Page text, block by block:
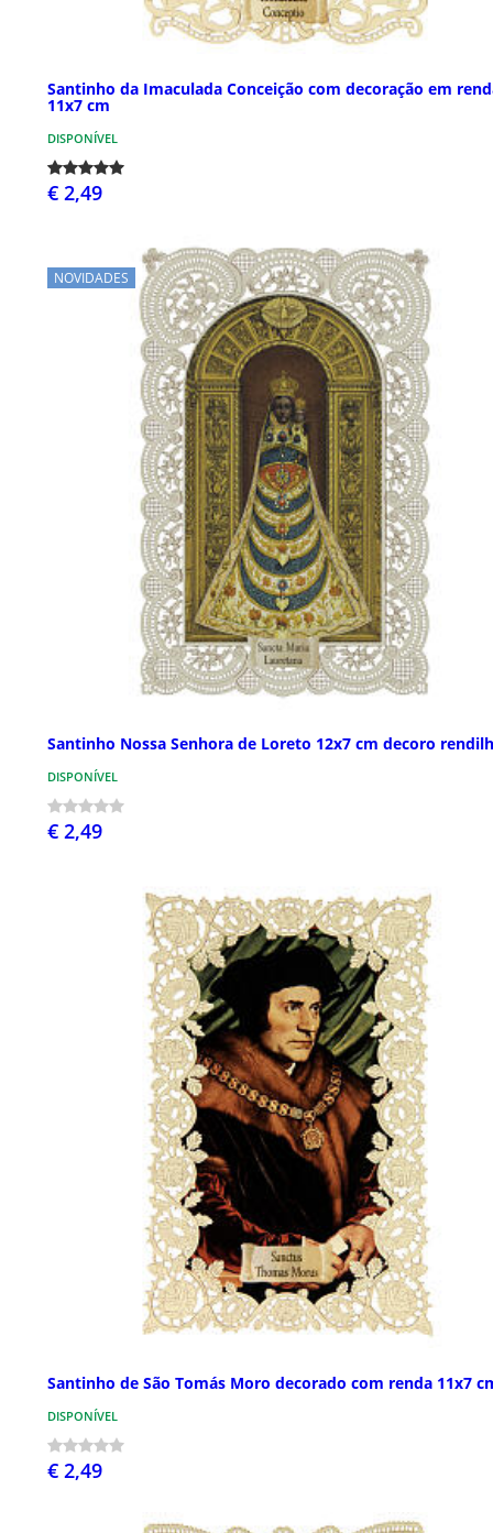
Santinho da Imaculada Conceição com decoração em
11x7 cm
DISPONÍVEL
€ 2,49
NOVIDADES
Santinho Nossa Senhora de Loreto 12x7 cm decoro
DISPONÍVEL
€ 2,49
Santinho de São Tomás Moro decorado com renda 11x7
DISPONÍVEL
€ 2,49